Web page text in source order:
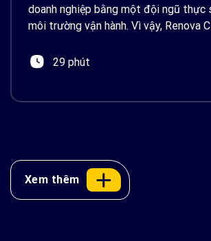
doanh nghiệp bằng một đội ngũ thực
môi trường vận hành. Vì vậy, Renova
29 phút
Xem thêm